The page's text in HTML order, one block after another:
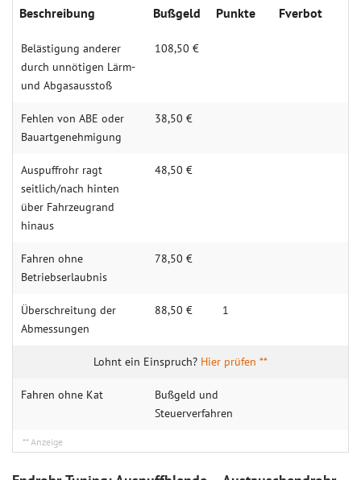
Beschreibung Bußgeld Punkte Fverbot
Belästigung anderer
durch unnötigen Lärm-
und Abgasausstoß
108,50 €
Fehlen von ABE oder
Bauartgenehmigung
38,50 €
Auspuffrohr ragt
seitlich/nach hinten
über Fahrzeugrand
hinaus
48,50 €
Fahren ohne
Betriebserlaubnis
78,50 €
Überschreitung der
Abmessungen
88,50 € 1
Hier prüfen **
Fahren ohne Kat
Bußgeld und
Steuerverfahren